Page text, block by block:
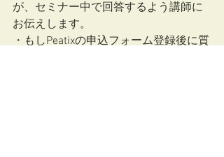
が、セミナー中で回答するよう講師に
お伝えします。
・もしPeatixの申込フォーム登録後に質